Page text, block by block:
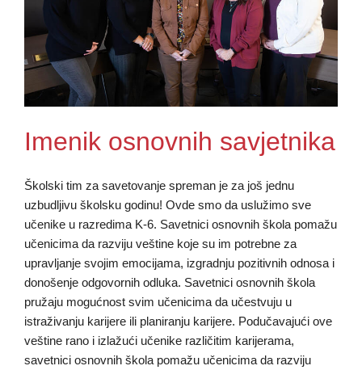
Imenik osnovnih savjetnika
Školski tim za savetovanje spreman je za još jednu
uzbudljivu školsku godinu! Ovde smo da uslužimo sve
učenike u razredima K-6. Savetnici osnovnih škola pomažu
učenicima da razviju veštine koje su im potrebne za
upravljanje svojim emocijama, izgradnju pozitivnih odnosa i
donošenje odgovornih odluka. Savetnici osnovnih škola
pružaju mogućnost svim učenicima da učestvuju u
istraživanju karijere ili planiranju karijere. Podučavajući ove
veštine rano i izlažući učenike različitim karijerama,
savetnici osnovnih škola pomažu učenicima da razviju